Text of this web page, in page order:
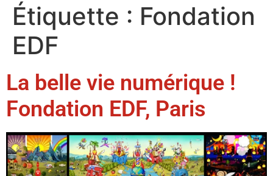
Étiquette : Fondation
EDF
La belle vie numérique !
Fondation EDF, Paris